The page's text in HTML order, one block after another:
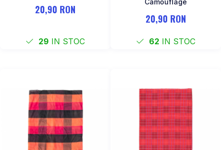
20,90 RON
29 IN STOC
Camouflage
20,90 RON
62 IN STOC